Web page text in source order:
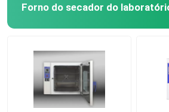
Forno do secador do